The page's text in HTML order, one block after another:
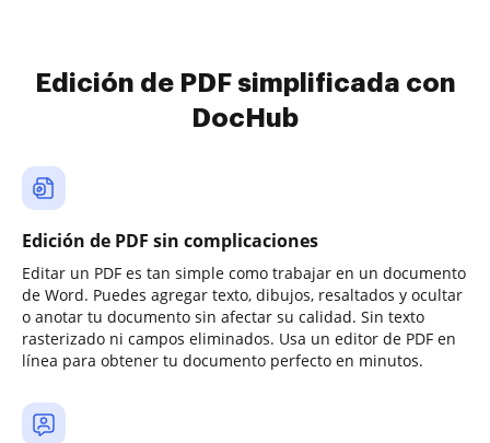
Edición de PDF simplificada con
DocHub
Edición de PDF sin complicaciones
Editar un PDF es tan simple como trabajar en un documento
de Word. Puedes agregar texto, dibujos, resaltados y ocultar
o anotar tu documento sin afectar su calidad. Sin texto
rasterizado ni campos eliminados. Usa un editor de PDF en
línea para obtener tu documento perfecto en minutos.